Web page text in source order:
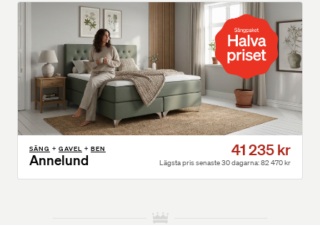
SÄNG + GAVEL + BEN
Annelund
41 235 kr
Lägsta pris senaste 30 dagarna: 82 470 kr